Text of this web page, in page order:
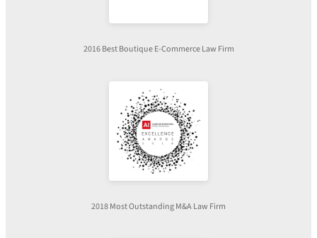
2016 Best Boutique E-Commerce Law Firm
2018 Most Outstanding M&A Law Firm